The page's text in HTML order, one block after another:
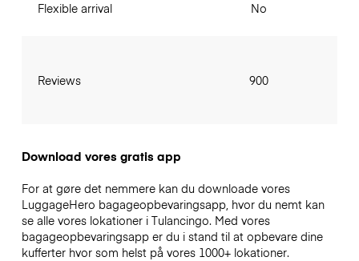
Flexible arrival
Reviews
No
900
Download vores gratis app
For at gøre det nemmere kan du downloade vores
LuggageHero bagageopbevaringsapp, hvor du nemt kan
se alle vores lokationer i Tulancingo. Med vores
bagageopbevaringsapp er du i stand til at opbevare dine
kufferter hvor som helst på vores 1000+ lokationer.